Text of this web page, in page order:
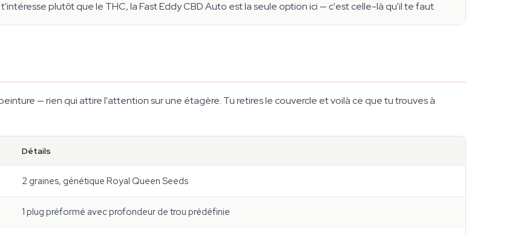
plutôt que le THC, la Fast Eddy CBD Auto est la seule option ici — c'est celle-là qu'il te faut.
— rien qui attire l'attention sur une étagère. Tu retires le couvercle et voilà ce que tu trouves à
Détails
2 graines, génétique Royal Queen Seeds
1 plug préformé avec profondeur de trou prédéfinie